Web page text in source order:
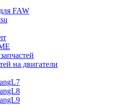
FAW
на двигатели